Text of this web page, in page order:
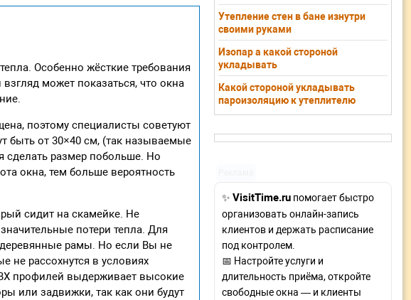
Особенно жёсткие требования
может показаться, что окна
поэтому специалисты советуют
быть от 30×40 см, (так называемые
сделать размер побольше. Но
окна, тем больше вероятность
сидит на скамейке. Не
потери тепла. Для
рамы. Но если Вы не
не рассохнутся в условиях
профилей выдерживает высокие
или задвижки, так как они будут
Утепление стен в бане изнутри
своими руками
Изопар а какой стороной
укладывать
Какой стороной укладывать
пароизоляцию к утеплителю
✨ VisitTime.ru помогает быстро
организовать онлайн-запись
клиентов и держать расписание
под контролем.
📅 Настройте услуги и
длительность приёма, откройте
свободные окна — и клиенты